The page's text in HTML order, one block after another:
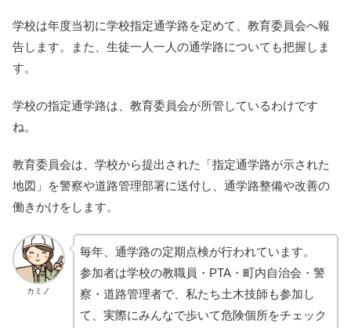
学校は年度当初に学校指定通学路を定めて、教育委員会へ報
告します。また、生徒一人一人の通学路についても把握しま
す。
学校の指定通学路は、教育委員会が所管しているわけです
ね。
教育委員会は、学校から提出された「指定通学路が示された
地図」を警察や道路管理部署に送付し、通学路整備や改善の
働きかけをします。
カミノ
毎年、通学路の定期点検が行われています。
参加者は学校の教職員・PTA・町内自治会・警
察・道路管理者で、私たち土木技師も参加し
て、実際にみんなで歩いて危険個所をチェック